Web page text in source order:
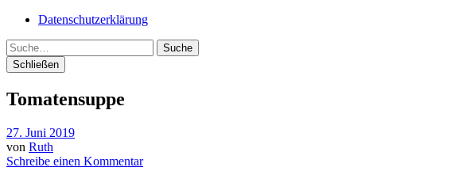
Datenschutzerklärung
Suche
Schließen
Tomatensuppe
27. Juni 2019
von Ruth
Schreibe einen Kommentar